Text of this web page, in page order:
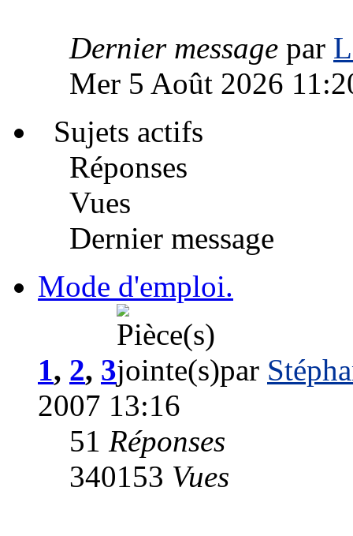
Dernier message par
Mer 5 Août 2026
Sujets actifs
Réponses
Vues
Dernier message
Mode d'emploi.
1, 2, 3 par
2007 13:16
51 Réponses
340153 Vues